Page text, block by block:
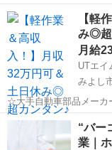
の搬送 ・シューズ、バ
搬 大型でキレイな物流倉庫内で、 スポーツ用品を扱うシンプル作業で
す。...
愛知 名古屋市
【軽
み◎超
月給
UTエイ
みよし
☆大手自動車部品メーカー！☆
たい方必見！ 人気のコ
は部品製造から始めて
関われます★ 比較的
愛知 みよし市
“バー
業｜